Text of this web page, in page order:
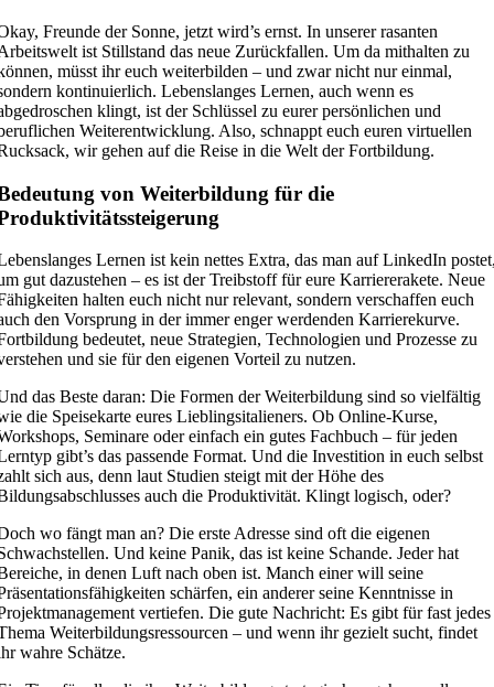
Freunde der Sonne, jetzt wird’s ernst. In unserer rasanten
ist Stillstand das neue Zurückfallen. Um da mithalten zu
müsst ihr euch weiterbilden – und zwar nicht nur einmal,
kontinuierlich. Lebenslanges Lernen, auch wenn es
klingt, ist der Schlüssel zu eurer persönlichen und
Weiterentwicklung. Also, schnappt euch euren virtuellen
wir gehen auf die Reise in die Welt der Fortbildung.
von Weiterbildung für die
Lernen ist kein nettes Extra, das man auf LinkedIn
gut dazustehen – es ist der Treibstoff für eure Karriererakete. Neue
halten euch nicht nur relevant, sondern verschaffen euch
den Vorsprung in der immer enger werdenden Karrierekurve.
bedeutet, neue Strategien, Technologien und Prozesse zu
und sie für den eigenen Vorteil zu nutzen.
das Beste daran: Die Formen der Weiterbildung sind so vielfältig
die Speisekarte eures Lieblingsitalieners. Ob Online-Kurse,
Seminare oder einfach ein gutes Fachbuch – für jeden
gibt’s das passende Format. Und die Investition in euch selbst
sich aus, denn laut Studien steigt mit der Höhe des
auch die Produktivität. Klingt logisch, oder?
wo fängt man an? Die erste Adresse sind oft die eigenen
Und keine Panik, das ist keine Schande. Jeder hat
in denen Luft nach oben ist. Manch einer will seine
schärfen, ein anderer seine Kenntnisse in
vertiefen. Die gute Nachricht: Es gibt für fast jedes
Weiterbildungsressourcen – und wenn ihr gezielt sucht, findet
wahre Schätze.